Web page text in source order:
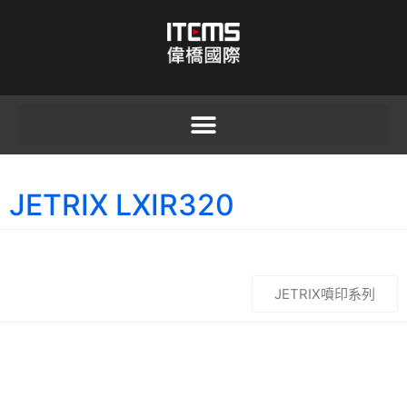
JETRIX LXIR320
JETRIX噴印系列